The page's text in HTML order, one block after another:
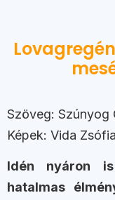
Szöveg: Szúnyog
Képek: Vida Zsófia
Idén nyáron
hatalmas